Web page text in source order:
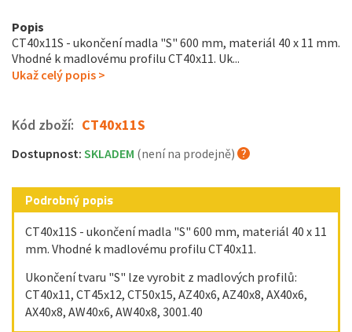
Popis
CT40x11S - ukončení madla "S" 600 mm, materiál 40 x 11 mm.
Vhodné k madlovému profilu CT40x11. Uk...
Ukaž celý popis >
Kód zboží: CT40x11S
Dostupnost: SKLADEM (není na prodejně)
Podrobný popis
CT40x11S - ukončení madla "S" 600 mm, materiál 40 x 11
mm. Vhodné k madlovému profilu CT40x11.
Ukončení tvaru "S" lze vyrobit z madlových profilů:
CT40x11, CT45x12, CT50x15, AZ40x6, AZ40x8, AX40x6,
AX40x8, AW40x6, AW40x8, 3001.40